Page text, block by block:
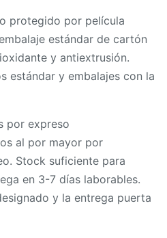
protegido por película
estándar de cartón
y antiextrusión.
estándar y embalajes con la
por expreso
al por mayor por
Stock suficiente para
en 3-7 días laborables.
y la entrega puerta